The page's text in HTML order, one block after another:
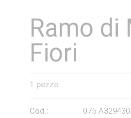
Ramo di
Fiori
1 pezzo
Cod.: 075-